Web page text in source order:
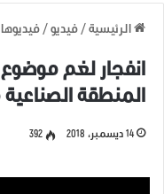
الرئيسية / فيديو /
انفجار لغم
المنطقة
14 ديسمبر، 2018 392